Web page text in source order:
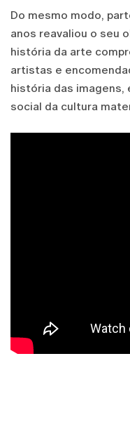
Do mesmo modo,
anos reavaliou o seu
história da arte
artistas e
história das imagens,
social da cultura